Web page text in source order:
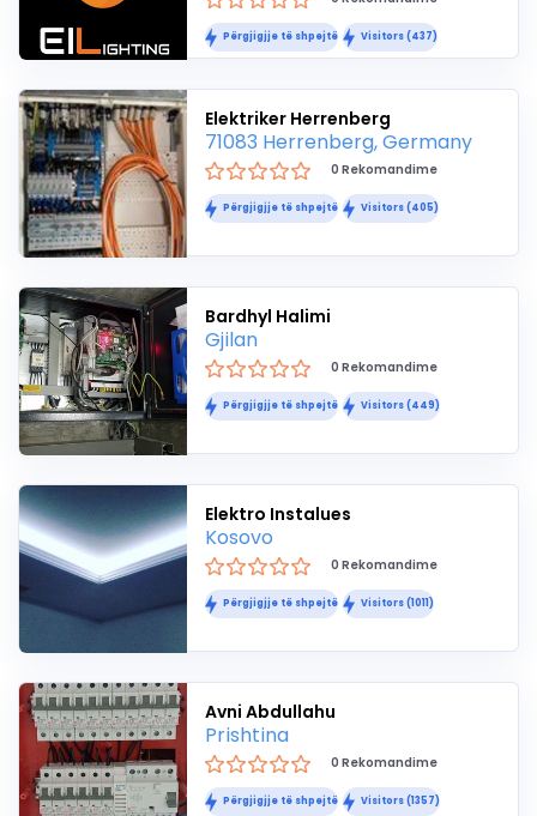
Përgjigjje të shpejtë Visitors (437)
Elektriker Herrenberg
71083 Herrenberg, Germany
0 Rekomandime
Përgjigjje të shpejtë Visitors (405)
Bardhyl Halimi
Gjilan
0 Rekomandime
Përgjigjje të shpejtë Visitors (449)
Elektro Instalues
Kosovo
0 Rekomandime
Përgjigjje të shpejtë Visitors (1011)
Avni Abdullahu
Prishtina
0 Rekomandime
Përgjigjje të shpejtë Visitors (1357)